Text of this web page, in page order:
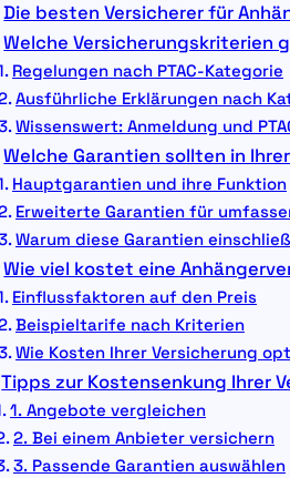
Die besten Versicherer für
Welche Versicherungskriterien
Regelungen nach PTAC-Kategorie
Ausführliche Erklärungen nach
Wissenswert: Anmeldung und
Welche Garantien sollten in
Hauptgarantien und ihre Funktion
Erweiterte Garantien für
Warum diese Garantien
Wie viel kostet eine
Einflussfaktoren auf den Preis
Beispieltarife nach Kriterien
Wie Kosten Ihrer Versicherung
Tipps zur Kostensenkung Ihrer
1. Angebote vergleichen
2. Bei einem Anbieter versichern
3. Passende Garantien auswählen